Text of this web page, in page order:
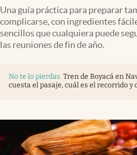
Una guía práctica para preparar
complicarse, con ingredientes
sencillos que cualquiera puede
las reuniones de fin de año.
No te lo pierdas. Tren de Boyacá en
cuesta el pasaje, cuál es el recorrido y